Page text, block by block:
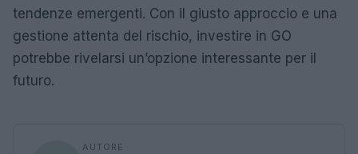
tendenze emergenti. Con il giusto approccio e una
gestione attenta del rischio, investire in GO
potrebbe rivelarsi un’opzione interessante per il
futuro.
AUTORE